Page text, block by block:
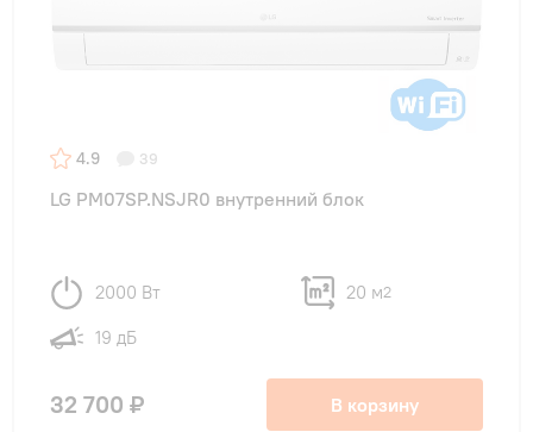
4.9 39
LG PM07SP.NSJR0 внутренний блок
2000 Вт 20 м2
19 дБ
32 700 ₽ В корзину